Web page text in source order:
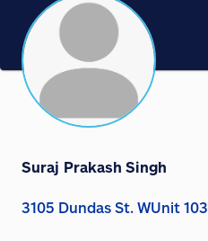
Suraj Prakash Singh
3105 Dundas St. WUnit 103